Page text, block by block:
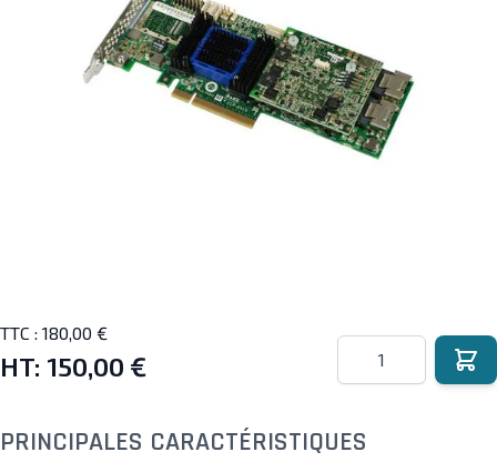
TTC : 180,00 €
HT: 150,00 €
Quantité
PRINCIPALES CARACTÉRISTIQUES